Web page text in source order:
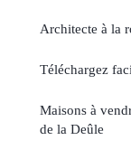
Architecte à la
Téléchargez
Maisons à
de la Deûle